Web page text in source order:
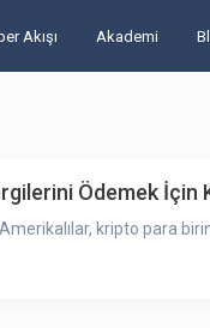
Akışı Akademi
Ödemek
kripto para